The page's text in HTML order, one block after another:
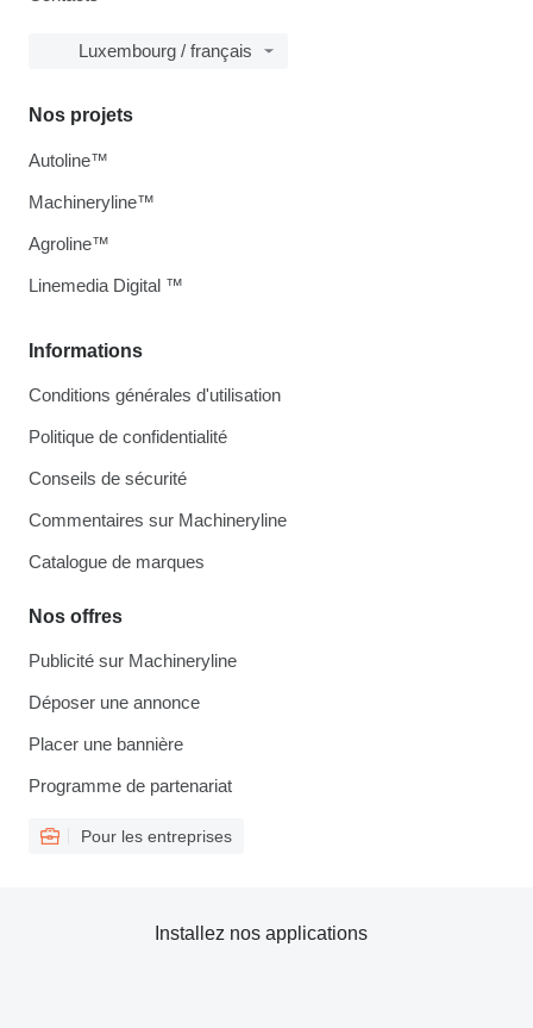
Luxembourg / français
Informations
Conditions générales d'utilisation
Politique de confidentialité
Conseils de sécurité
Commentaires sur Machineryline
Catalogue de marques
Nos offres
Publicité sur Machineryline
Déposer une annonce
Placer une bannière
Programme de partenariat
Pour les entreprises
Nos projets
Autoline™
Machineryline™
Agroline™
Linemedia Digital ™
Installez nos applications